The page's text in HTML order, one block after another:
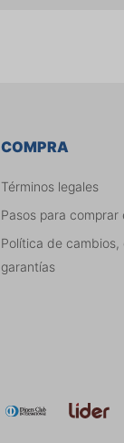
COMPRA
Términos legales
Pasos para
Política de
garantías